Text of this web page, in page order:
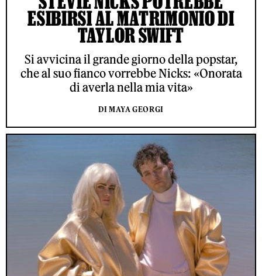
ESIBIRSI AL MATRIMONIO DI
TAYLOR SWIFT
Si avvicina il grande giorno della popstar,
che al suo fianco vorrebbe Nicks: «Onorata
di averla nella mia vita»
DI MAYA GEORGI